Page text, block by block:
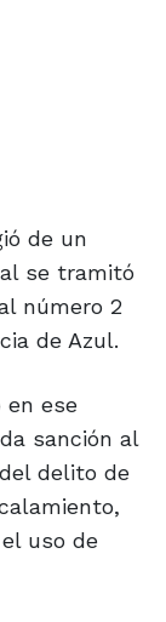
de un
se tramitó
número 2
de Azul.
en ese
sanción al
delito de
uso de